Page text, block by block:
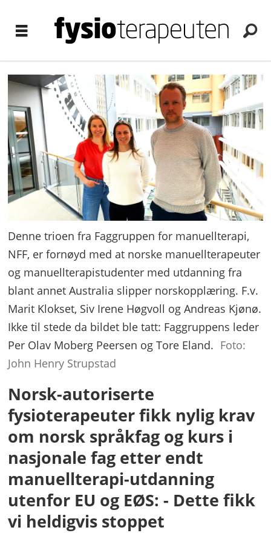
Denne trioen fra Faggruppen for manuellterapi,
NFF, er fornøyd med at norske manuellterapeuter
og manuellterapistudenter med utdanning fra
blant annet Australia slipper norskopplæring. F.v.
Marit Klokset, Siv Irene Høgvoll og Andreas Kjønø.
Ikke til stede da bildet ble tatt: Faggruppens leder
Per Olav Moberg Peersen og Tore Eland. Foto:
John Henry Strupstad
Norsk-autoriserte
fysioterapeuter fikk nylig krav
om norsk språkfag og kurs i
nasjonale fag etter endt
manuellterapi-utdanning
utenfor EU og EØS: - Dette fikk
vi heldigvis stoppet